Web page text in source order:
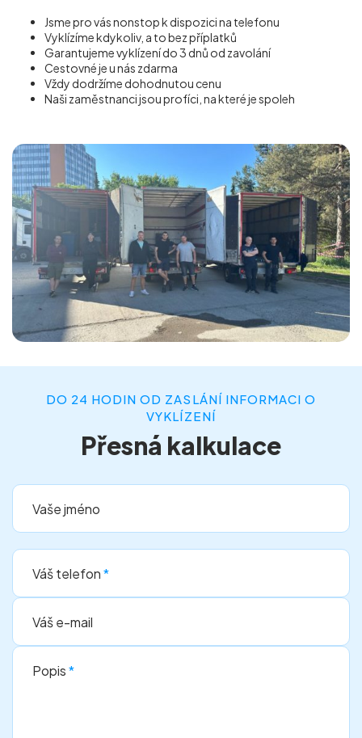
Jsme pro vás nonstop k dispozici na telefonu
Vyklízíme kdykoliv, a to bez příplatků
Garantujeme vyklízení do 3 dnů od zavolání
Cestovné je u nás zdarma
Vždy dodržíme dohodnutou cenu
Naši zaměstnanci jsou profíci, na které je spoleh
DO 24 HODIN OD ZASLÁNÍ INFORMACI O
VYKLÍZENÍ
Přesná kalkulace
Vaše jméno
Váš telefon*
Váš e-mail
Popis*